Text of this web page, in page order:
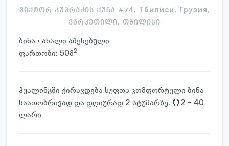
ვიქტორ კუპრაძის ქუჩა #74, Тбилиси, Грузия,
ვარკეთილი, თბილისი
ბინა · ახალი აშენებული
ფართობი: 50მ2
ჰუალინგში ქირავდება სუფთა კომფორტული ბინა
საათობრივად და დღიურად 2 სტუმარზე. ⏰2 - 40
ლარი